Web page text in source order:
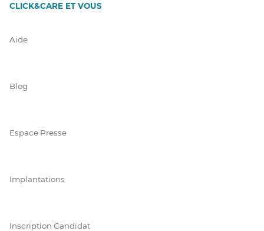
CLICK&CARE ET VOUS
Aide
Blog
Espace Presse
Implantations
Inscription Candidat